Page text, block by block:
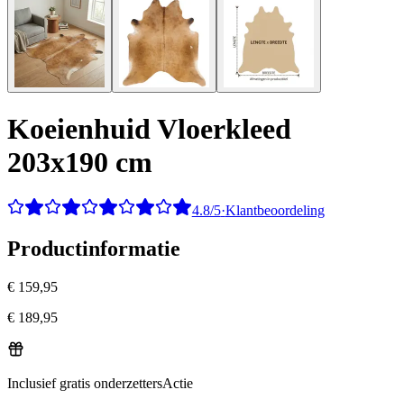
Koeienhuid Vloerkleed
203x190 cm
4.8/5·Klantbeoordeling
Productinformatie
€ 159,95
€ 189,95
Inclusief gratis onderzettersActie